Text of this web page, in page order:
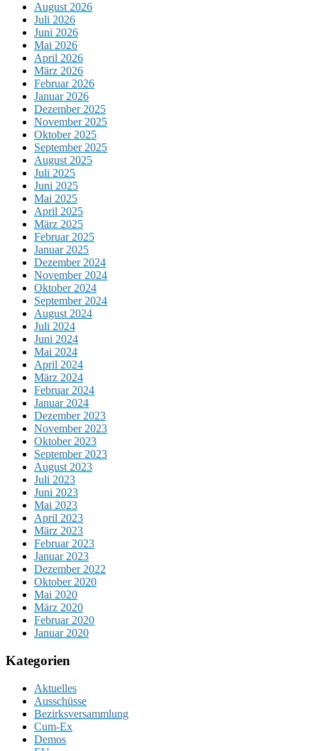
August 2026
Juli 2026
Juni 2026
Mai 2026
April 2026
März 2026
Februar 2026
Januar 2026
Dezember 2025
November 2025
Oktober 2025
September 2025
August 2025
Juli 2025
Juni 2025
Mai 2025
April 2025
März 2025
Februar 2025
Januar 2025
Dezember 2024
November 2024
Oktober 2024
September 2024
August 2024
Juli 2024
Juni 2024
Mai 2024
April 2024
März 2024
Februar 2024
Januar 2024
Dezember 2023
November 2023
Oktober 2023
September 2023
August 2023
Juli 2023
Juni 2023
Mai 2023
April 2023
März 2023
Februar 2023
Januar 2023
Dezember 2022
Oktober 2020
Mai 2020
März 2020
Februar 2020
Januar 2020
Kategorien
Aktuelles
Ausschüsse
Bezirksversammlung
Cum-Ex
Demos